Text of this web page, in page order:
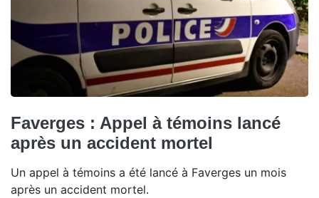
Faverges : Appel à témoins lancé
après un accident mortel
Un appel à témoins a été lancé à Faverges un mois
après un accident mortel.